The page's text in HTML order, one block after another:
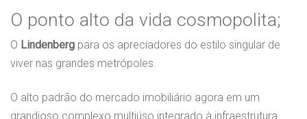
O ponto alto da vida cosmopolita;
O Lindenberg para os apreciadores do estilo singular de
viver nas grandes metrópoles.
O alto padrão do mercado imobiliário agora em um
grandioso complexo multiúso integrado à infraestrutura